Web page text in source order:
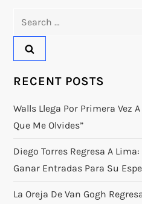
RECENT POSTS
Walls Llega Por Primera Vez
Que Me Olvides”
Diego Torres Regresa A
Ganar Entradas Para Su
La Oreja De Van Gogh